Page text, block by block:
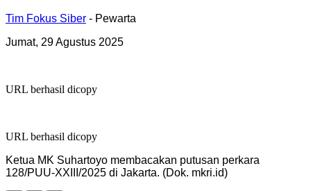
Tim Fokus Siber - Pewarta
Jumat, 29 Agustus 2025
URL berhasil dicopy
URL berhasil dicopy
Ketua MK Suhartoyo membacakan putusan perkara
128/PUU-XXIII/2025 di Jakarta. (Dok. mkri.id)